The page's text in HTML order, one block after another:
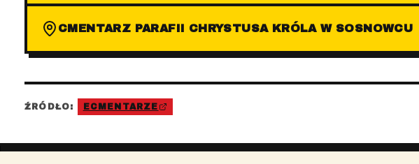
CMENTARZ PARAFII CHRYSTUSA KRÓLA W SOSNOWCU
ŹRÓDŁO: ECMENTARZE